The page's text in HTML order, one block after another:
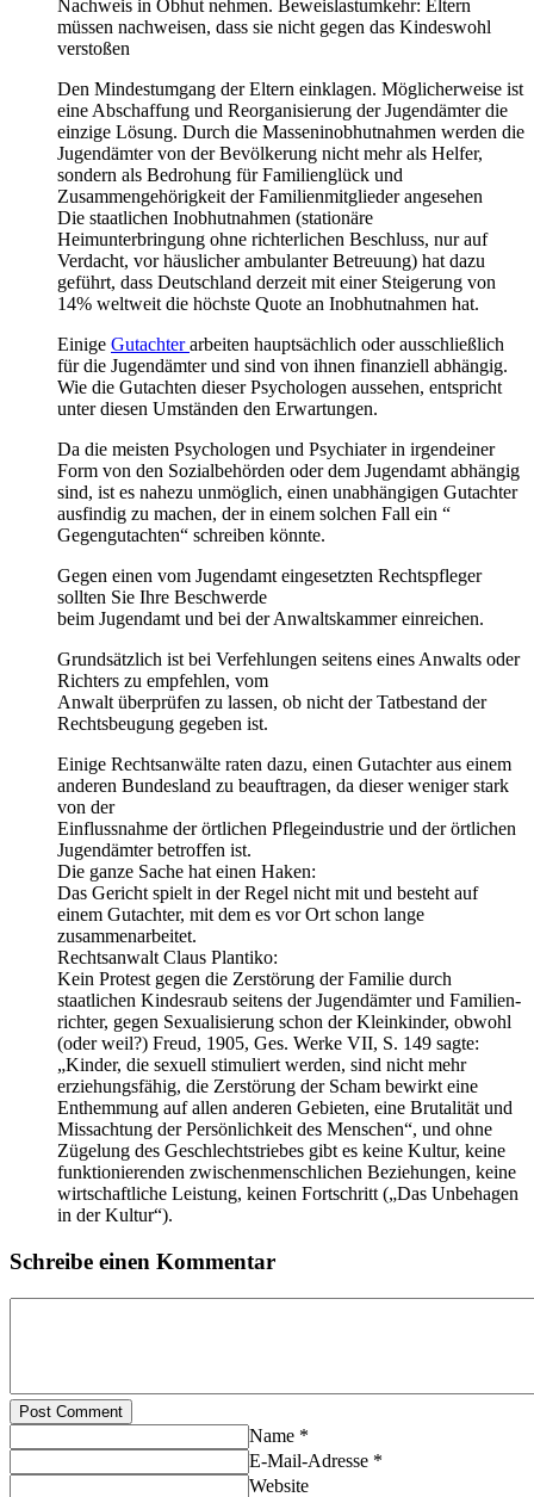
Nachweis in Obhut nehmen. Beweislastumkehr: Eltern
müssen nachweisen, dass sie nicht gegen das Kindeswohl
verstoßen
Den Mindestumgang der Eltern einklagen. Möglicherweise ist
eine Abschaffung und Reorganisierung der Jugendämter die
einzige Lösung. Durch die Masseninobhutnahmen werden die
Jugendämter von der Bevölkerung nicht mehr als Helfer,
sondern als Bedrohung für Familienglück und
Zusammengehörigkeit der Familienmitglieder angesehen
Die staatlichen Inobhutnahmen (stationäre
Heimunterbringung ohne richterlichen Beschluss, nur auf
Verdacht, vor häuslicher ambulanter Betreuung) hat dazu
geführt, dass Deutschland derzeit mit einer Steigerung von
14% weltweit die höchste Quote an Inobhutnahmen hat.
Einige Gutachterarbeiten hauptsächlich oder ausschließlich
für die Jugendämter und sind von ihnen finanziell abhängig.
Wie die Gutachten dieser Psychologen aussehen, entspricht
unter diesen Umständen den Erwartungen.
Da die meisten Psychologen und Psychiater in irgendeiner
Form von den Sozialbehörden oder dem Jugendamt abhängig
sind, ist es nahezu unmöglich, einen unabhängigen Gutachter
ausfindig zu machen, der in einem solchen Fall ein “
Gegengutachten“ schreiben könnte.
Gegen einen vom Jugendamt eingesetzten Rechtspfleger
sollten Sie Ihre Beschwerde
beim Jugendamt und bei der Anwaltskammer einreichen.
Grundsätzlich ist bei Verfehlungen seitens eines Anwalts oder
Richters zu empfehlen, vom
Anwalt überprüfen zu lassen, ob nicht der Tatbestand der
Rechtsbeugung gegeben ist.
Einige Rechtsanwälte raten dazu, einen Gutachter aus einem
anderen Bundesland zu beauftragen, da dieser weniger stark
von der
Einflussnahme der örtlichen Pflegeindustrie und der örtlichen
Jugendämter betroffen ist.
Die ganze Sache hat einen Haken:
Das Gericht spielt in der Regel nicht mit und besteht auf
einem Gutachter, mit dem es vor Ort schon lange
zusammenarbeitet.
Rechtsanwalt Claus Plantiko:
Kein Protest gegen die Zerstörung der Familie durch
staatlichen Kindesraub seitens der Jugendämter und Familien-
richter, gegen Sexualisierung schon der Kleinkinder, obwohl
(oder weil?) Freud, 1905, Ges. Werke VII, S. 149 sagte:
„Kinder, die sexuell stimuliert werden, sind nicht mehr
erziehungsfähig, die Zerstörung der Scham bewirkt eine
Enthemmung auf allen anderen Gebieten, eine Brutalität und
Missachtung der Persönlichkeit des Menschen“, und ohne
Zügelung des Geschlechtstriebes gibt es keine Kultur, keine
funktionierenden zwischenmenschlichen Beziehungen, keine
wirtschaftliche Leistung, keinen Fortschritt („Das Unbehagen
in der Kultur“).
Schreibe einen Kommentar
Post Comment
Name *
E-Mail-Adresse *
Website